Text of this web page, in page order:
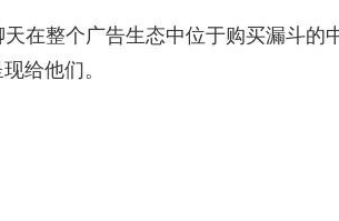
在整个广告生态中位于购买漏斗
给他们。